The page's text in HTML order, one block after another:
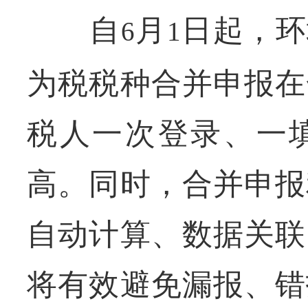
自 6 月 1 日起，
为税税种合并申报
税人一次登录、一
高。同时，合并申
自动计算、数据关
将有效避免漏报、